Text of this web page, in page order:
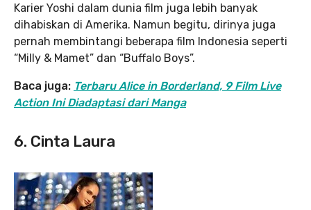
Karier Yoshi dalam dunia film juga lebih banyak
dihabiskan di Amerika. Namun begitu, dirinya juga
pernah membintangi beberapa film Indonesia seperti
“Milly & Mamet” dan “Buffalo Boys”.
Baca juga: Terbaru Alice in Borderland, 9 Film Live
Action Ini Diadaptasi dari Manga
6. Cinta Laura